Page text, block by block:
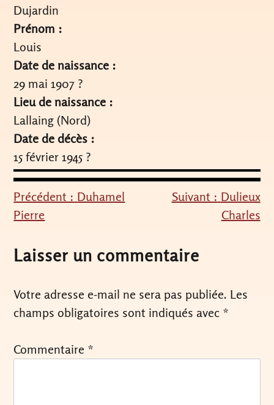
Dujardin
Prénom :
Louis
Date de naissance :
29 mai 1907 ?
Lieu de naissance :
Lallaing (Nord)
Date de décès :
15 février 1945 ?
Navigation
de
l’article
Précédent : Duhamel
Pierre
Suivant : Dulieux
Charles
Laisser un commentaire
Votre adresse e-mail ne sera pas publiée. Les
champs obligatoires sont indiqués avec *
Commentaire *